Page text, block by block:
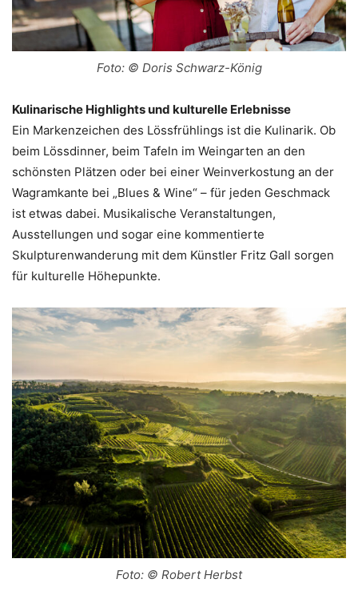
Foto: © Doris Schwarz-König
Kulinarische Highlights und kulturelle Erlebnisse
Ein Markenzeichen des Lössfrühlings ist die Kulinarik. Ob
beim Lössdinner, beim Tafeln im Weingarten an den
schönsten Plätzen oder bei einer Weinverkostung an der
Wagramkante bei „Blues & Wine“ – für jeden Geschmack
ist etwas dabei. Musikalische Veranstaltungen,
Ausstellungen und sogar eine kommentierte
Skulpturenwanderung mit dem Künstler Fritz Gall sorgen
für kulturelle Höhepunkte.
Foto: © Robert Herbst